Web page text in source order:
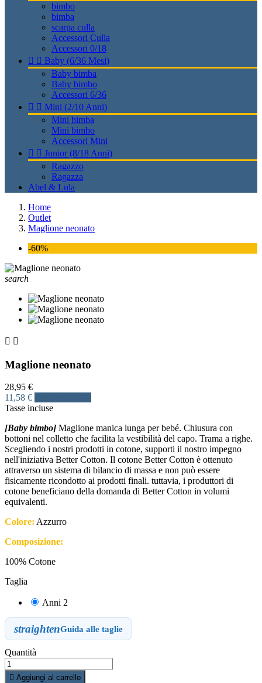
bimbo
bimba
scarpa culla
Accessori Culla
Accessori 0/18
  Baby (6/36 Mesi)
Baby bimba
Baby bimbo
Accessori 6/36
  Mini (2/10 Anni)
Mini bimba
Mini bimbo
Accessori Mini
  Junior (8/18 Anni)
Ragazzo
Ragazza
Abel & Lula
Home
Outlet
Maglione neonato
-60%
search
 
Maglione neonato
28,95 €
11,58 €
Tasse incluse
[Baby bimbo] Maglione manica lunga per bebé. Chiusura con
bottoni nel colletto che facilita la vestibilità del capo. Trama a righe.
Scegliendo i nostri prodotti in cotone, supporti il nostro impegno
nell'iniziativa Better Cotton. Il cotone Better Cotton è ottenuto
attraverso un sistema di bilancio di massa e non può essere
fisicamente ricondotto ai prodotti finali. tuttavia, i produttori di
cotone beneficiano della domanda di Better Cotton in volumi
equivalenti.
Colore: Azzurro
Composizione:
100% Cotone
Taglia
Anni 2
straightenGuida alle taglie
Quantità
 Aggiungi al carrello